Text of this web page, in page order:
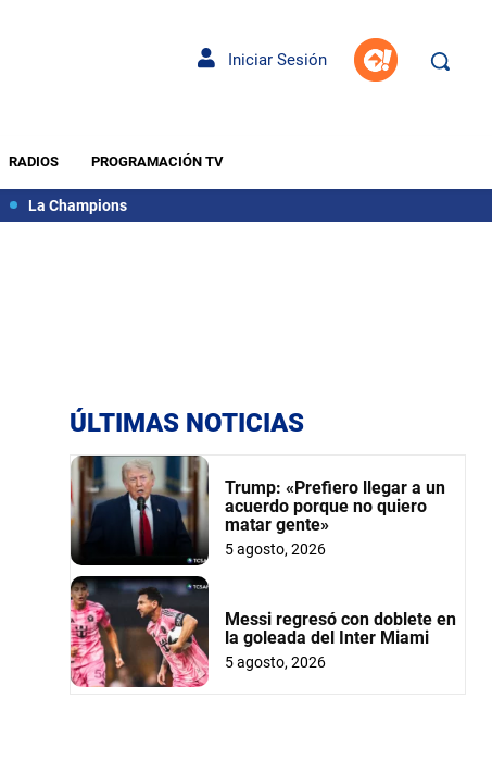
Iniciar Sesión
RADIOS PROGRAMACIÓN TV
La Champions
ÚLTIMAS NOTICIAS
Trump: «Prefiero llegar a un
acuerdo porque no quiero
matar gente»
5 agosto, 2026
Messi regresó con doblete en
la goleada del Inter Miami
5 agosto, 2026